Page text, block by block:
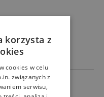
korzysta z
cookies w celu
związanych z
serwisu,